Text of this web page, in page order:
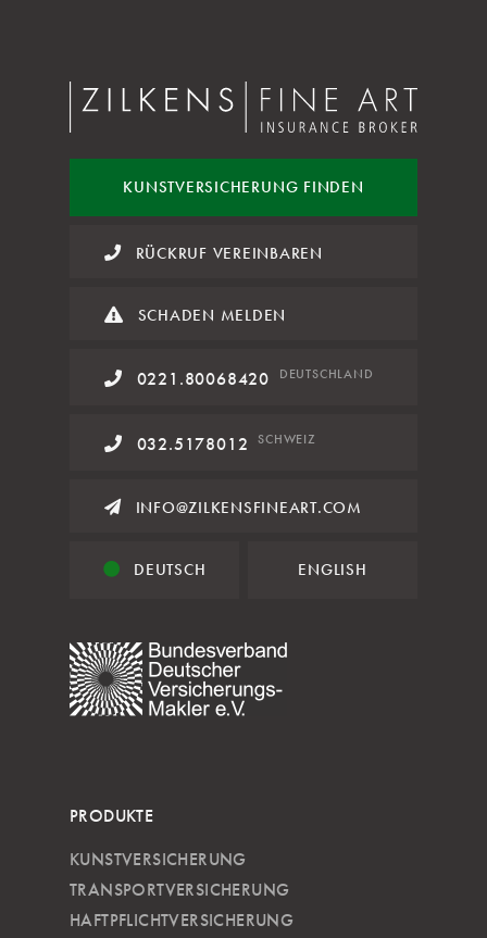
KUNSTVERSICHERUNG FINDEN
RÜCKRUF VEREINBAREN
SCHADEN MELDEN
0221.80068420 DEUTSCHLAND
032.5178012 SCHWEIZ
INFO@ZILKENSFINEART.COM
DEUTSCH ENGLISH
PRODUKTE
KUNSTVERSICHERUNG
TRANSPORTVERSICHERUNG
HAFTPFLICHTVERSICHERUNG